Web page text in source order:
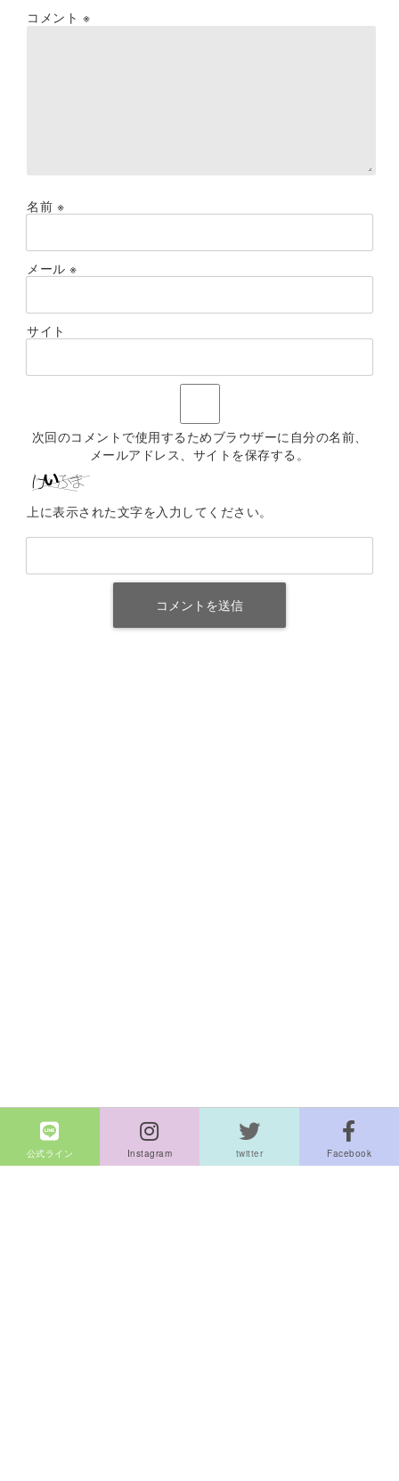
コメント ※
名前 ※
メール ※
サイト
次回のコメントで使用するためブラウザーに自分の名前、
メールアドレス、サイトを保存する。
上に表示された文字を入力してください。
公式ライン Instagram twitter Facebook